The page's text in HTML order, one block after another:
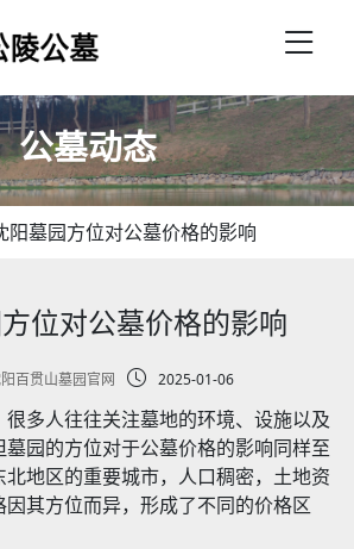
公墓动态
阳墓园方位对公墓价格的影响
位对公墓价格的影响
百贯山墓园官网 2025-01-06
多人往往关注墓地的环境、设施以及
园的方位对于公墓价格的影响同样至
地区的重要城市，人口稠密，土地资
其方位而异，形成了不同的价格区